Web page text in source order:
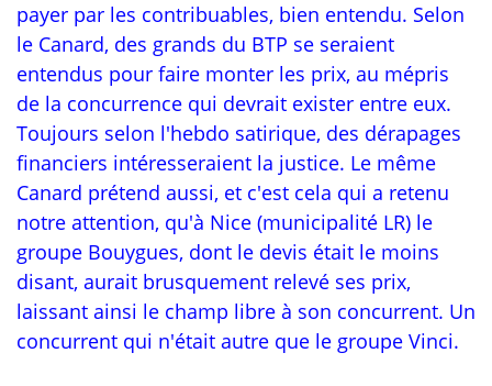
payer par les contribuables, bien entendu. Selon
le Canard, des grands du BTP se seraient
entendus pour faire monter les prix, au mépris
de la concurrence qui devrait exister entre eux.
Toujours selon l'hebdo satirique, des dérapages
financiers intéresseraient la justice. Le même
Canard prétend aussi, et c'est cela qui a retenu
notre attention, qu'à Nice (municipalité LR) le
groupe Bouygues, dont le devis était le moins
disant, aurait brusquement relevé ses prix,
laissant ainsi le champ libre à son concurrent. Un
concurrent qui n'était autre que le groupe Vinci.